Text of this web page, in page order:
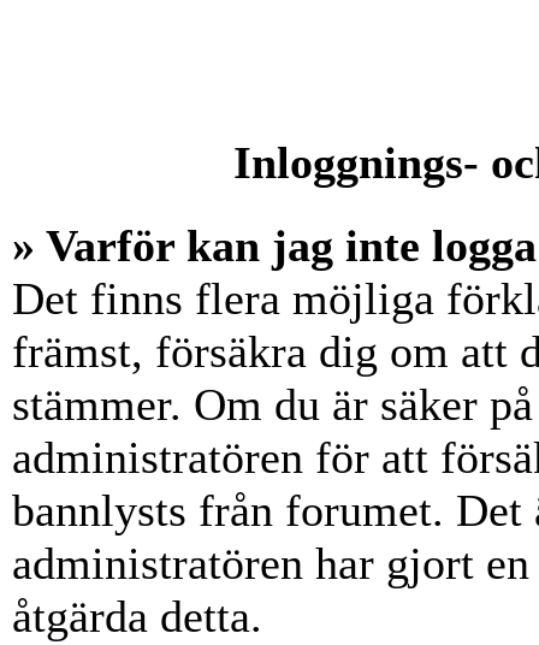
Inloggnings-
» Varför kan jag inte
Det finns flera möjliga
främst, försäkra dig om att
stämmer. Om du är säker
administratören för att
bannlysts från forumet.
administratören har gjort
åtgärda detta.